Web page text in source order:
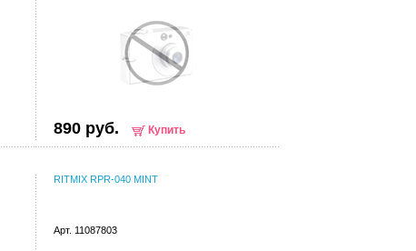
890 руб. Купить
RITMIX RPR-040 MINT
Арт. 11087803